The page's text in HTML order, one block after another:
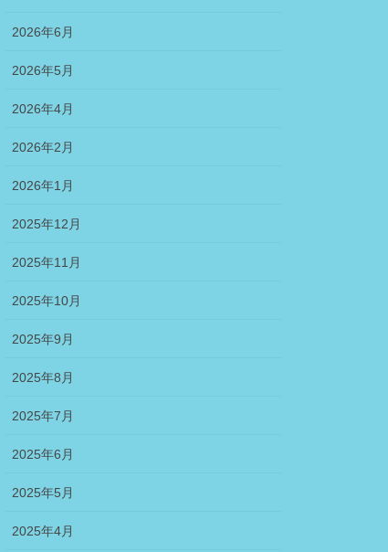
2026年6月
2026年5月
2026年4月
2026年2月
2026年1月
2025年12月
2025年11月
2025年10月
2025年9月
2025年8月
2025年7月
2025年6月
2025年5月
2025年4月